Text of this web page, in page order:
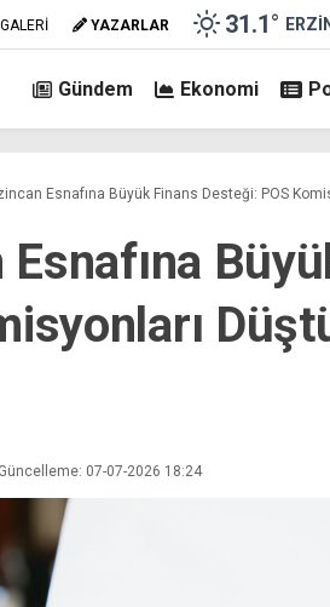
GALERİ YAZARLAR 31.1°
Gündem Ekonomi
Esnafına Büyük Finans Desteği: POS
Esnafına
Güncelleme: 07-07-2026 18:24